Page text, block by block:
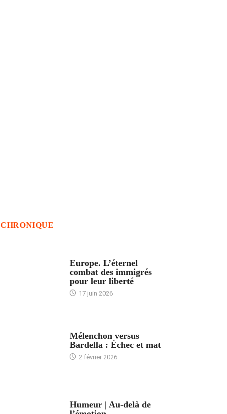
CHRONIQUE
Europe. L’éternel
combat des immigrés
pour leur liberté
17 juin 2026
Mélenchon versus
Bardella : Échec et mat
2 février 2026
Humeur | Au-delà de